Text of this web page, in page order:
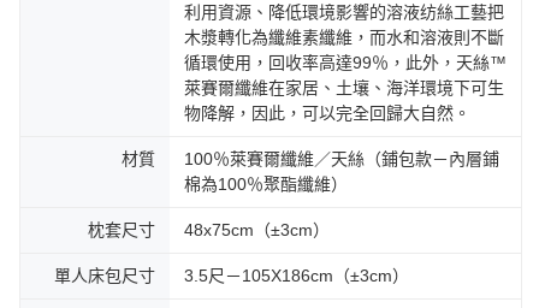
利用資源、降低環境影響的溶液纺絲工藝把
木漿轉化為纖維素纖維，而水和溶液則不斷
循環使用，回收率高達99％，此外，天絲™
萊賽爾纖維在家居、土壤、海洋環境下可生
物降解，因此，可以完全回歸大自然。
材質
100％萊賽爾纖維／天絲（鋪包款－內層鋪
棉為100％聚酯纖維）
枕套尺寸 48x75cm（±3cm）
單人床包尺寸 3.5尺－105X186cm（±3cm）